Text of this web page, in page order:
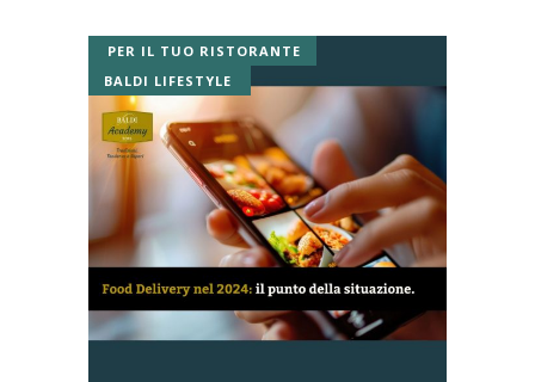
PER IL TUO RISTORANTE
BALDI LIFESTYLE